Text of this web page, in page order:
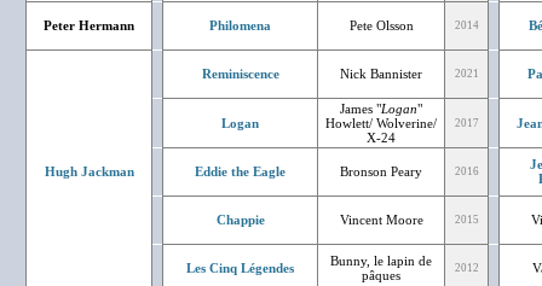
Peter Hermann Philomena Pete Olsson 2014
Hugh Jackman
Reminiscence Nick Bannister 2021
Logan
James "Logan"
Howlett/ Wolverine/
X-24
2017
Eddie the Eagle Bronson Peary 2016
Chappie Vincent Moore 2015
Les Cinq Légendes
Bunny, le lapin de
pâques
2012